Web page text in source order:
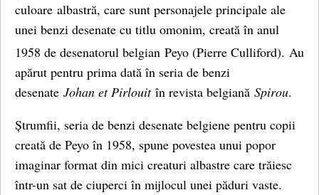
culoare albastră, care sunt personajele principale ale
unei benzi desenate cu titlu omonim, creată în anul
1958 de desenatorul belgian Peyo (Pierre Culliford). Au
apărut pentru prima dată în seria de benzi
desenate Johan et Pirlouitîn revista belgiană Spirou.
Ștrumfii, seria de benzi desenate belgiene pentru copii
creată de Peyo în 1958, spune povestea unui popor
imaginar format din mici creaturi albastre care trăiesc
într-un sat de ciuperci în mijlocul unei păduri vaste.